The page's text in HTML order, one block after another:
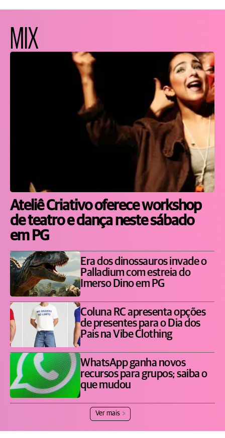
MIX
Ateliê Criativo oferece workshop
de teatro e dança neste sábado
em PG
Era dos dinossauros invade o
Palladium com estreia do
Imerso Dino em PG
Coluna RC apresenta opções
de presentes para o Dia dos
Pais na Vibe Clothing
WhatsApp ganha novos
recursos para grupos; saiba o
que mudou
Ver mais